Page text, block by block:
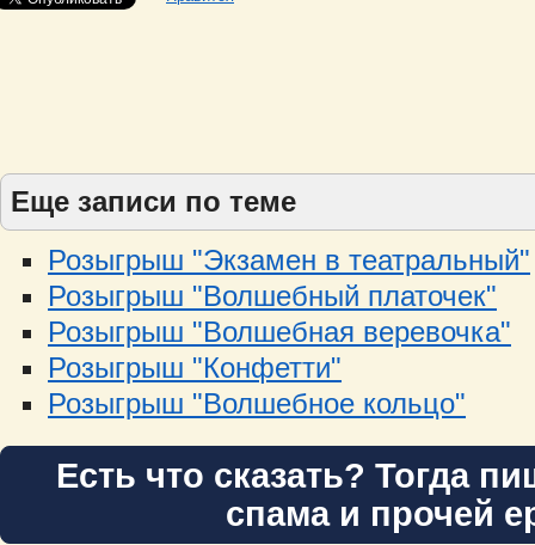
Еще записи по теме
Розыгрыш "Экзамен в театральный"
Розыгрыш "Волшебный платочек"
Розыгрыш "Волшебная веревочка"
Розыгрыш "Конфетти"
Розыгрыш "Волшебное кольцо"
Есть что сказать? Тогда
спама и прочей